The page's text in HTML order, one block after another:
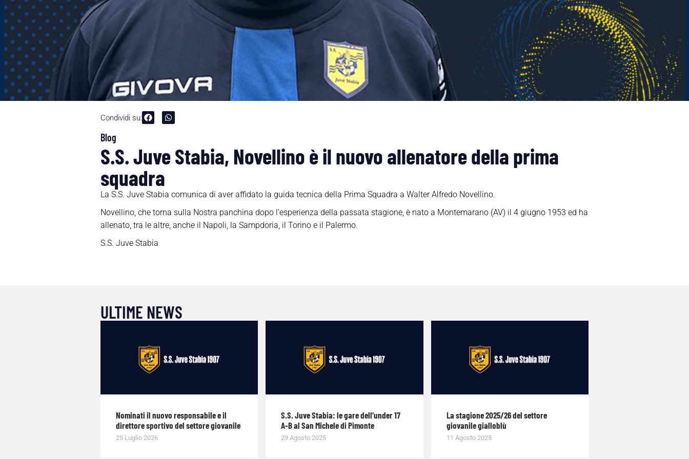
Condividi su:
Blog
S.S. Juve Stabia, Novellino è il nuovo allenatore della prima
squadra
La S.S. Juve Stabia comunica di aver affidato la guida tecnica della Prima Squadra a Walter Alfredo Novellino.
Novellino, che torna sulla Nostra panchina dopo l’esperienza della passata stagione, è nato a Montemarano (AV) il 4 giugno 1953 ed ha
allenato, tra le altre, anche il Napoli, la Sampdoria, il Torino e il Palermo.
S.S. Juve Stabia
ULTIME NEWS
Nominati il nuovo responsabile e il
direttore sportivo del settore giovanile
25 Luglio 2026
S.S. Juve Stabia: le gare dell’under 17
A-B al San Michele di Pimonte
29 Agosto 2025
La stagione 2025/26 del settore
giovanile gialloblù
11 Agosto 2025